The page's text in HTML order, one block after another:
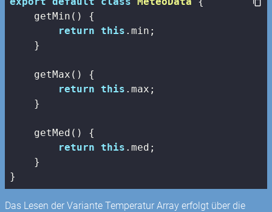
    getMin() {
return this .min;
    }
    getMax() {
return this .max;
    }
    getMed() {
return this .med;
    }
}
Das Lesen der Variante Temperatur Array erfolgt über die